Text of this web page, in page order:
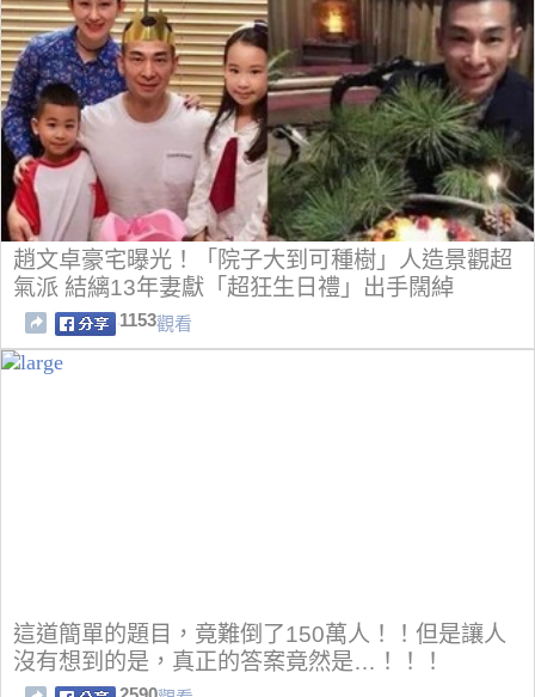
趙文卓豪宅曝光！「院子大到可種樹」人造景觀超
氣派 結縭13年妻獻「超狂生日禮」出手闊綽
1153觀看
這道簡單的題目，竟難倒了150萬人！！但是讓人
沒有想到的是，真正的答案竟然是…！！！